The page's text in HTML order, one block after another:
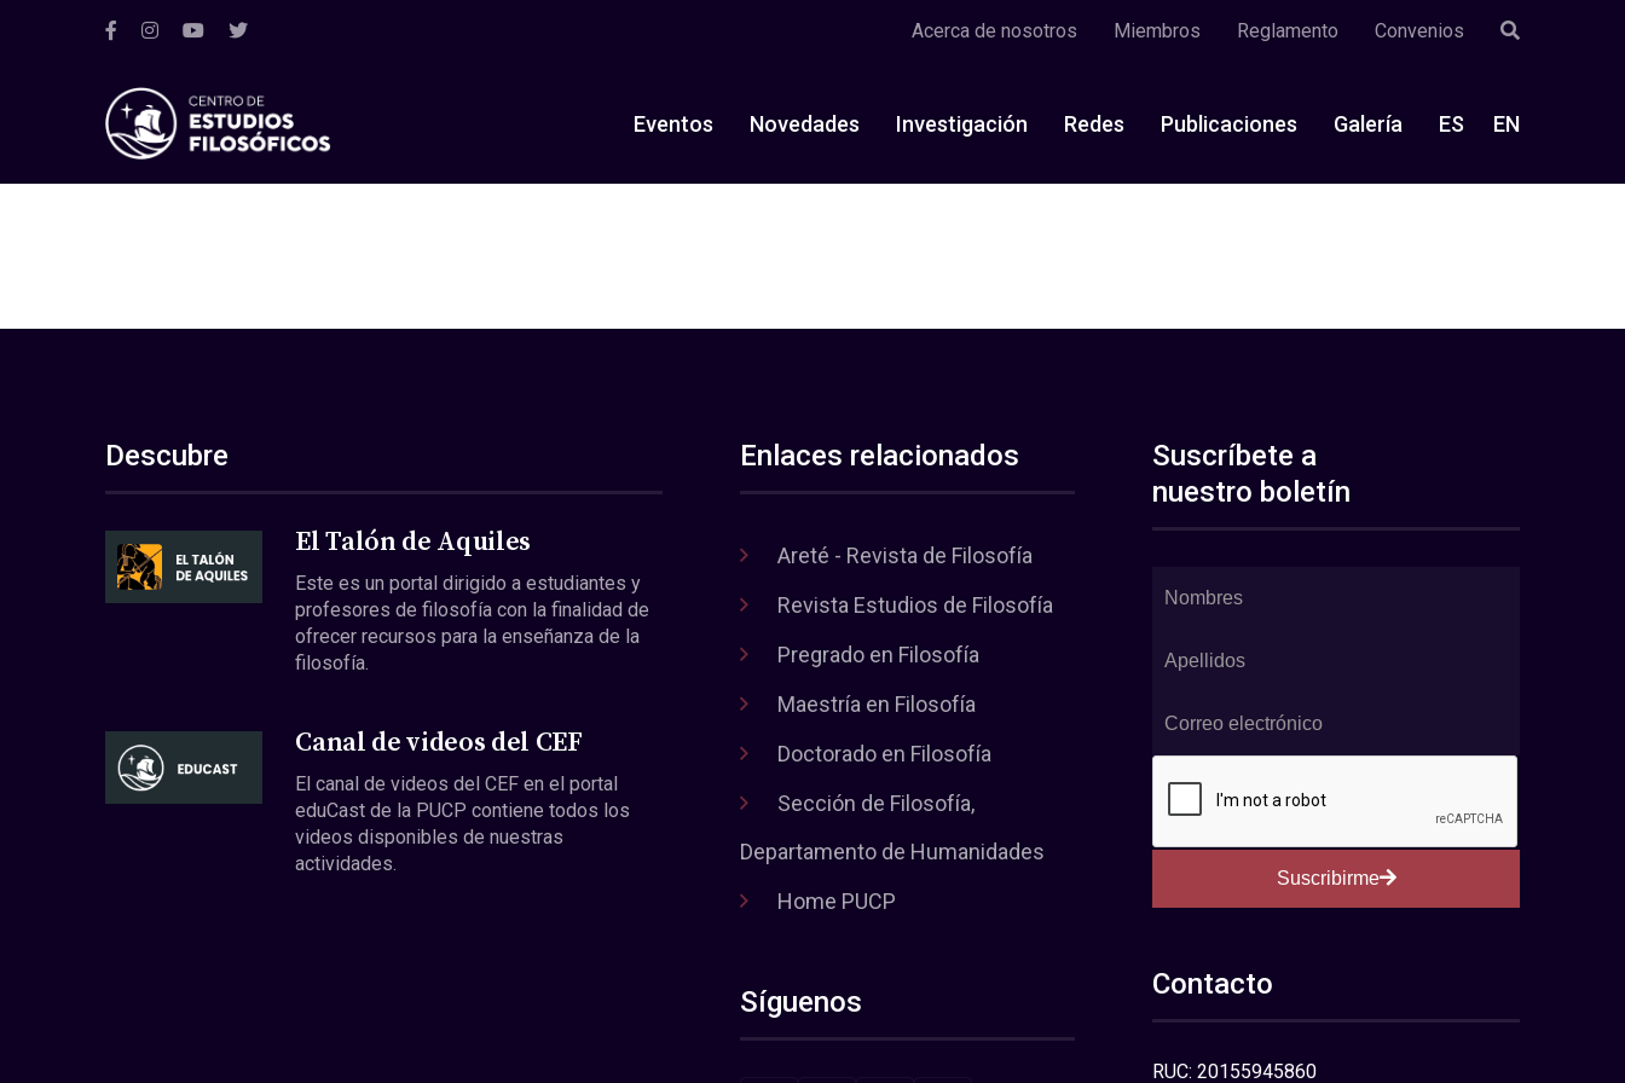
Acerca de nosotros Miembros Reglamento Convenios
Eventos Novedades Investigación Redes Publicaciones Galería ES EN
Descubre
El Talón de Aquiles
Este es un portal dirigido a estudiantes y
profesores de filosofía con la finalidad de
ofrecer recursos para la enseñanza de la
filosofía.
Canal de videos del CEF
El canal de videos del CEF en el portal
eduCast de la PUCP contiene todos los
videos disponibles de nuestras
actividades.
Enlaces relacionados
Areté - Revista de Filosofía
Revista Estudios de Filosofía
Pregrado en Filosofía
Maestría en Filosofía
Doctorado en Filosofía
Sección de Filosofía,
Departamento de Humanidades
Home PUCP
Síguenos
Suscríbete a
nuestro boletín
Suscribirme
Contacto
RUC: 20155945860